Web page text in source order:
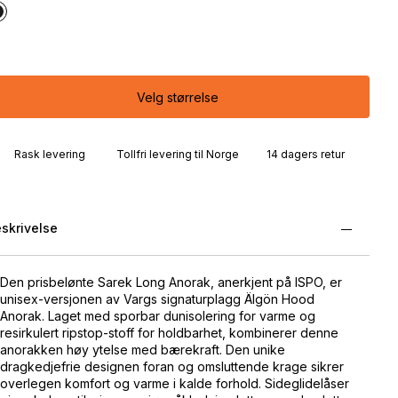
Velg størrelse
Rask levering Tollfri levering til Norge 14 dagers retur
Den prisbelønte Sarek Long Anorak, anerkjent på ISPO, er
unisex-versjonen av Vargs signaturplagg Älgön Hood
Anorak. Laget med sporbar dunisolering for varme og
resirkulert ripstop-stoff for holdbarhet, kombinerer denne
anorakken høy ytelse med bærekraft. Den unike
dragkedjefrie designen foran og omsluttende krage sikrer
overlegen komfort og varme i kalde forhold. Sideglidelåser